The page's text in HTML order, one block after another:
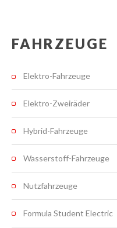
FAHRZEUGE
Elektro-Fahrzeuge
Elektro-Zweiräder
Hybrid-Fahrzeuge
Wasserstoff-Fahrzeuge
Nutzfahrzeuge
Formula Student Electric